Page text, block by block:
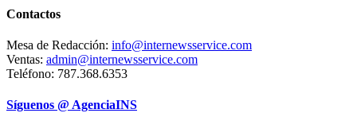
Contactos
Mesa de Redacción: info@internewsservice.com
Ventas: admin@internewsservice.com
Teléfono: 787.368.6353
Síguenos @ AgenciaINS